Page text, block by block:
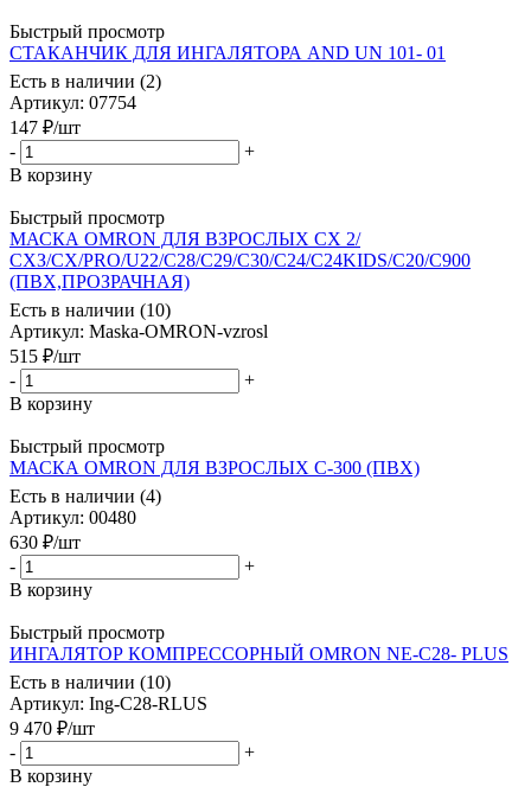
Быстрый просмотр
СТАКАНЧИК ДЛЯ ИНГАЛЯТОРА AND UN 101- 01
Есть в наличии (2)
Артикул: 07754
147 ₽/шт
-
+
В корзину
Быстрый просмотр
МАСКА OMRON ДЛЯ ВЗРОСЛЫХ СХ 2/
СХЗ/CX/PRO/U22/C28/C29/C30/C24/C24KIDS/C20/C900
(ПВХ,ПРОЗРАЧНАЯ)
Есть в наличии (10)
Артикул: Maska-OMRON-vzrosl
515 ₽/шт
-
+
В корзину
Быстрый просмотр
МАСКА OMRON ДЛЯ ВЗРОСЛЫХ С-300 (ПВХ)
Есть в наличии (4)
Артикул: 00480
630 ₽/шт
-
+
В корзину
Быстрый просмотр
ИНГАЛЯТОР КОМПРЕССОРНЫЙ OMRON NE-C28- PLUS
Есть в наличии (10)
Артикул: Ing-C28-RLUS
9 470 ₽/шт
-
+
В корзину